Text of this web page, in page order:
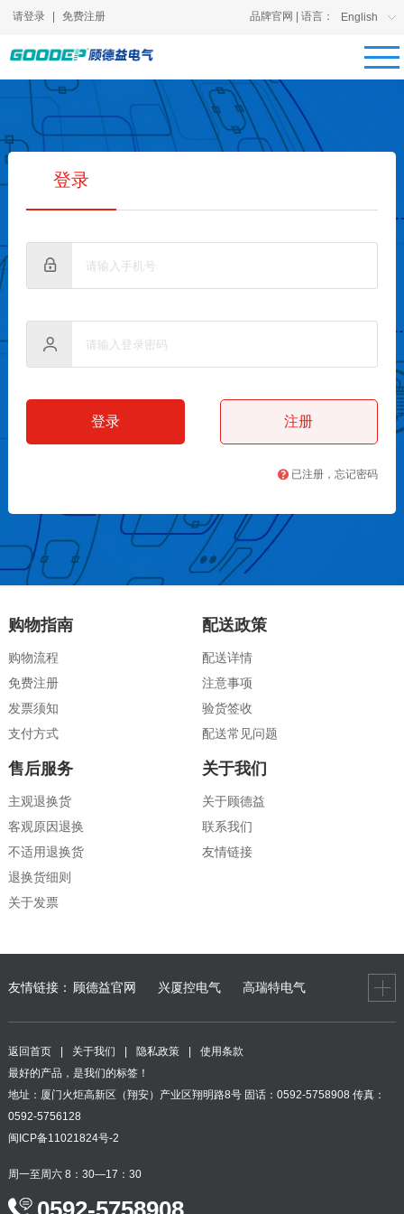
请登录 免费注册 品牌官网 | 语言： English
登录
注册
已注册，忘记密码
购物指南
购物流程
免费注册
发票须知
支付方式
配送政策
配送详情
注意事项
验货签收
配送常见问题
售后服务
主观退换货
客观原因退换
不适用退换货
退换货细则
关于发票
关于我们
关于顾德益
联系我们
友情链接
友情链接： 顾德益官网 兴厦控电气 高瑞特电气
返回首页 | 关于我们 | 隐私政策 |
使用条款
最好的产品，是我们的标签！
地址：厦门火炬高新区（翔安）产业区翔明路8号 固话：0592-5758908 传真：
0592-5756128
闽ICP备11021824号-2
周一至周六 8：30—17：30